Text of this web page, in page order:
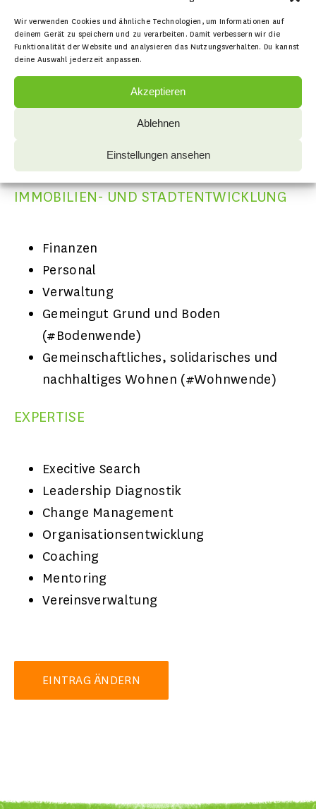
Wir verwenden Cookies und ähnliche Technologien, um Informationen auf
deinem Gerät zu speichern und zu verarbeiten. Damit verbessern wir die
Funktionalität der Website und analysieren das Nutzungsverhalten. Du kannst
deine Auswahl jederzeit anpassen.
Akzeptieren
Ablehnen
Einstellungen ansehen
NETZWERK?
Teilen der Ziele
Unterstützung der Forderungen
Netzwerk
THEMENFELDERN DER
GEMEINWOHLORIENTIERTEN
IMMOBILIEN- UND STADTENTWICKLUNG
Finanzen
Personal
Verwaltung
Gemeingut Grund und Boden
(#Bodenwende)
Gemeinschaftliches, solidarisches und
nachhaltiges Wohnen (#Wohnwende)
EXPERTISE
Execitive Search
Leadership Diagnostik
Change Management
Organisationsentwicklung
Coaching
Mentoring
Vereinsverwaltung
EINTRAG ÄNDERN